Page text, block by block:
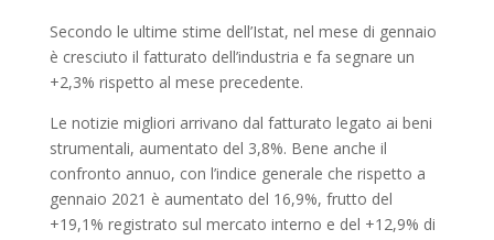
Secondo le ultime stime dell’Istat, nel mese di gennaio
è cresciuto il fatturato dell’industria e fa segnare un
+2,3% rispetto al mese precedente.
Le notizie migliori arrivano dal fatturato legato ai beni
strumentali, aumentato del 3,8%. Bene anche il
confronto annuo, con l’indice generale che rispetto a
gennaio 2021 è aumentato del 16,9%, frutto del
+19,1% registrato sul mercato interno e del +12,9% di